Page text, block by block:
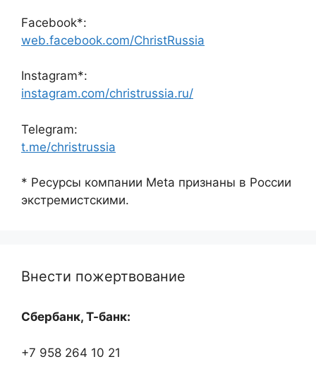
Facebook*:
web.facebook.com/ChristRussia
Instagram*:
instagram.com/christrussia.ru/
Telegram:
t.me/christrussia
* Ресурсы компании Meta признаны в России
экстремистскими.
Внести пожертвование
Сбербанк, Т-банк:
+7 958 264 10 21